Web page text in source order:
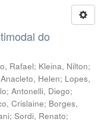
do
Rafael; Kleina, Nilton;
Anacleto, Helen; Lopes,
; Antonelli, Diego;
Crislaine; Borges,
; Sordi, Renato;